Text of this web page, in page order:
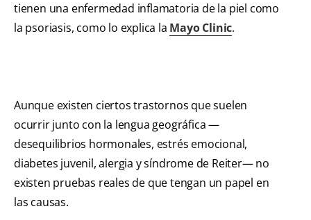
tienen una enfermedad inflamatoria de la piel como
la psoriasis, como lo explica la Mayo Clinic.
Aunque existen ciertos trastornos que suelen
ocurrir junto con la lengua geográfica —
desequilibrios hormonales, estrés emocional,
diabetes juvenil, alergia y síndrome de Reiter— no
existen pruebas reales de que tengan un papel en
las causas.